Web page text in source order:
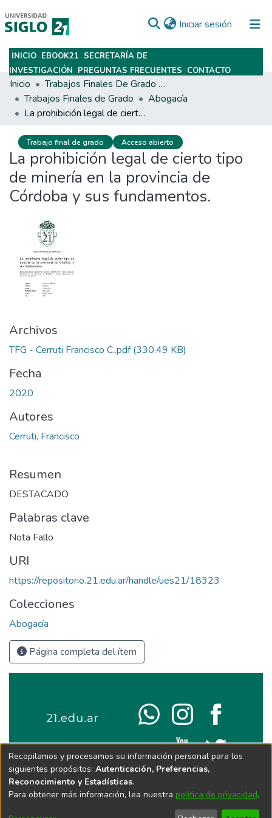
Iniciar sesión (current)
Subir
INICIO EBOOK21 SECRETARÍA DE
INVESTIGACIÓN PREGUNTAS FRECUENTES CONTACTO
Inicio
Trabajos Finales De Grado Y Posgrado
Trabajos Finales de Grado
Abogacía
La prohibición legal de cierto tipo de minería en la provincia de Córdoba y sus fundamentos.
Trabajo final de grado Acceso abierto
La prohibición legal de cierto tipo
de minería en la provincia de
Córdoba y sus fundamentos.
Archivos
TFG - Cerruti Francisco C..pdf(330.49 KB)
Fecha
2020
Autores
Cerruti, Francisco
Resumen
DESTACADO
Palabras clave
Nota Fallo
URI
https://repositorio.21.edu.ar/handle/ues21/18323
Colecciones
Abogacía
Página completa del ítem
Recopilamos y procesamos su información personal para los
siguientes propósitos: Autenticación, Preferencias,
Reconocimiento y Estadísticas.
Para obtener más información, lea nuestra política de privacidad.